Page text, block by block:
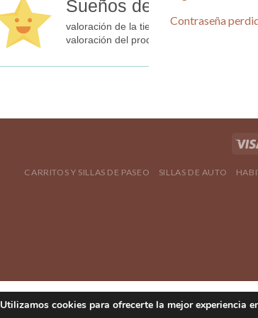
Sueños de Bebé
valoración de la tienda
4.80 / 5
valoración del producto
Contraseña
CARRITOS Y SILLAS DE PASEO SILLAS DE AUTO
Utilizamos cookies para ofrecerte la mejor experiencia